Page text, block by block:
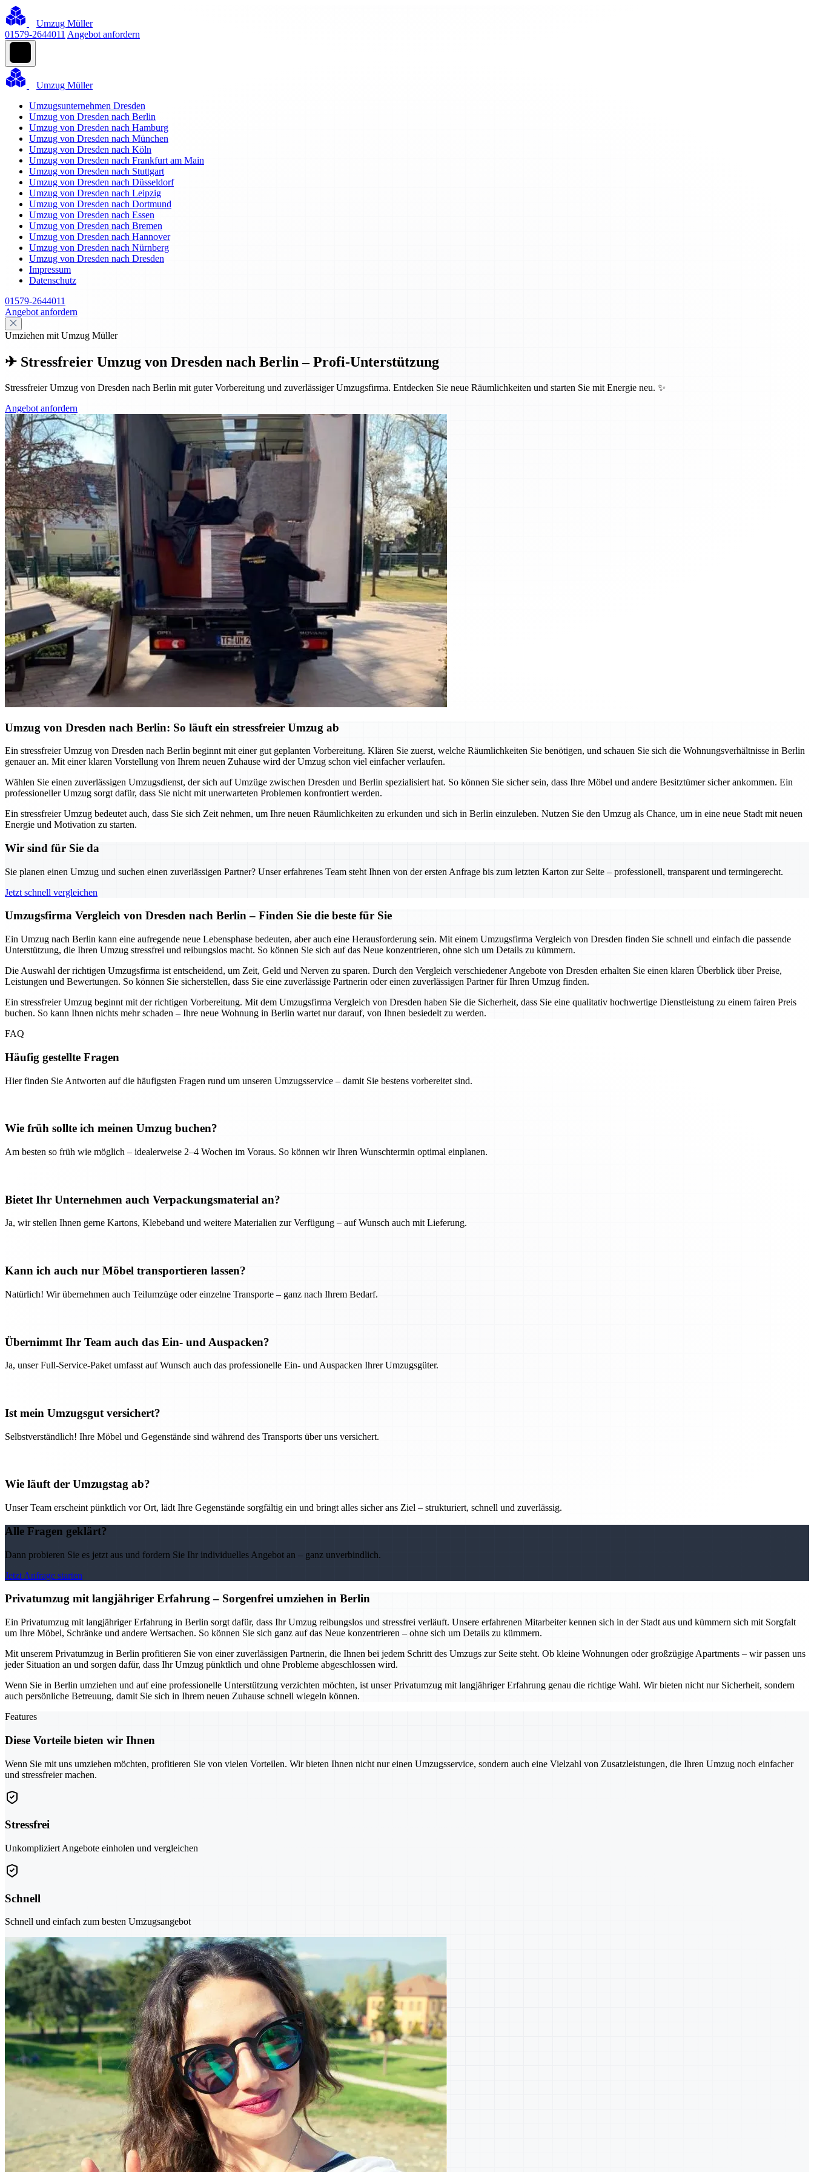
Umzug Müller
01579-2644011 Angebot anfordern
Umzug Müller
Umzugsunternehmen Dresden
Umzug von Dresden nach Berlin
Umzug von Dresden nach Hamburg
Umzug von Dresden nach München
Umzug von Dresden nach Köln
Umzug von Dresden nach Frankfurt am Main
Umzug von Dresden nach Stuttgart
Umzug von Dresden nach Düsseldorf
Umzug von Dresden nach Leipzig
Umzug von Dresden nach Dortmund
Umzug von Dresden nach Essen
Umzug von Dresden nach Bremen
Umzug von Dresden nach Hannover
Umzug von Dresden nach Nürnberg
Umzug von Dresden nach Dresden
Impressum
Datenschutz
01579-2644011
Angebot anfordern
Umziehen mit Umzug Müller
✈ Stressfreier Umzug von Dresden nach Berlin – Profi-Unterstützung
Stressfreier Umzug von Dresden nach Berlin mit guter Vorbereitung und zuverlässiger Umzugsfirma. Entdecken Sie neue Räumlichkeiten und starten Sie mit Energie neu. ✨
Angebot anfordern
Umzug von Dresden nach Berlin: So läuft ein stressfreier Umzug ab
Ein stressfreier Umzug von Dresden nach Berlin beginnt mit einer gut geplanten Vorbereitung. Klären Sie zuerst, welche Räumlichkeiten Sie benötigen, und schauen Sie sich die Wohnungsverhältnisse in Berlin
genauer an. Mit einer klaren Vorstellung von Ihrem neuen Zuhause wird der Umzug schon viel einfacher verlaufen.
Wählen Sie einen zuverlässigen Umzugsdienst, der sich auf Umzüge zwischen Dresden und Berlin spezialisiert hat. So können Sie sicher sein, dass Ihre Möbel und andere Besitztümer sicher ankommen. Ein
professioneller Umzug sorgt dafür, dass Sie nicht mit unerwarteten Problemen konfrontiert werden.
Ein stressfreier Umzug bedeutet auch, dass Sie sich Zeit nehmen, um Ihre neuen Räumlichkeiten zu erkunden und sich in Berlin einzuleben. Nutzen Sie den Umzug als Chance, um in eine neue Stadt mit neuen
Energie und Motivation zu starten.
Wir sind für Sie da
Sie planen einen Umzug und suchen einen zuverlässigen Partner? Unser erfahrenes Team steht Ihnen von der ersten Anfrage bis zum letzten Karton zur Seite – professionell, transparent und termingerecht.
Jetzt schnell vergleichen
Umzugsfirma Vergleich von Dresden nach Berlin – Finden Sie die beste für Sie
Ein Umzug nach Berlin kann eine aufregende neue Lebensphase bedeuten, aber auch eine Herausforderung sein. Mit einem Umzugsfirma Vergleich von Dresden finden Sie schnell und einfach die passende
Unterstützung, die Ihren Umzug stressfrei und reibungslos macht. So können Sie sich auf das Neue konzentrieren, ohne sich um Details zu kümmern.
Die Auswahl der richtigen Umzugsfirma ist entscheidend, um Zeit, Geld und Nerven zu sparen. Durch den Vergleich verschiedener Angebote von Dresden erhalten Sie einen klaren Überblick über Preise,
Leistungen und Bewertungen. So können Sie sicherstellen, dass Sie eine zuverlässige Partnerin oder einen zuverlässigen Partner für Ihren Umzug finden.
Ein stressfreier Umzug beginnt mit der richtigen Vorbereitung. Mit dem Umzugsfirma Vergleich von Dresden haben Sie die Sicherheit, dass Sie eine qualitativ hochwertige Dienstleistung zu einem fairen Preis
buchen. So kann Ihnen nichts mehr schaden – Ihre neue Wohnung in Berlin wartet nur darauf, von Ihnen besiedelt zu werden.
FAQ
Häufig gestellte Fragen
Hier finden Sie Antworten auf die häufigsten Fragen rund um unseren Umzugsservice – damit Sie bestens vorbereitet sind.
Wie früh sollte ich meinen Umzug buchen?
Am besten so früh wie möglich – idealerweise 2–4 Wochen im Voraus. So können wir Ihren Wunschtermin optimal einplanen.
Bietet Ihr Unternehmen auch Verpackungsmaterial an?
Ja, wir stellen Ihnen gerne Kartons, Klebeband und weitere Materialien zur Verfügung – auf Wunsch auch mit Lieferung.
Kann ich auch nur Möbel transportieren lassen?
Natürlich! Wir übernehmen auch Teilumzüge oder einzelne Transporte – ganz nach Ihrem Bedarf.
Übernimmt Ihr Team auch das Ein- und Auspacken?
Ja, unser Full-Service-Paket umfasst auf Wunsch auch das professionelle Ein- und Auspacken Ihrer Umzugsgüter.
Ist mein Umzugsgut versichert?
Selbstverständlich! Ihre Möbel und Gegenstände sind während des Transports über uns versichert.
Wie läuft der Umzugstag ab?
Unser Team erscheint pünktlich vor Ort, lädt Ihre Gegenstände sorgfältig ein und bringt alles sicher ans Ziel – strukturiert, schnell und zuverlässig.
Alle Fragen geklärt?
Dann probieren Sie es jetzt aus und fordern Sie Ihr individuelles Angebot an – ganz unverbindlich.
Jetzt Anfrage starten
Privatumzug mit langjähriger Erfahrung – Sorgenfrei umziehen in Berlin
Ein Privatumzug mit langjähriger Erfahrung in Berlin sorgt dafür, dass Ihr Umzug reibungslos und stressfrei verläuft. Unsere erfahrenen Mitarbeiter kennen sich in der Stadt aus und kümmern sich mit Sorgfalt
um Ihre Möbel, Schränke und andere Wertsachen. So können Sie sich ganz auf das Neue konzentrieren – ohne sich um Details zu kümmern.
Mit unserem Privatumzug in Berlin profitieren Sie von einer zuverlässigen Partnerin, die Ihnen bei jedem Schritt des Umzugs zur Seite steht. Ob kleine Wohnungen oder großzügige Apartments – wir passen uns
jeder Situation an und sorgen dafür, dass Ihr Umzug pünktlich und ohne Probleme abgeschlossen wird.
Wenn Sie in Berlin umziehen und auf eine professionelle Unterstützung verzichten möchten, ist unser Privatumzug mit langjähriger Erfahrung genau die richtige Wahl. Wir bieten nicht nur Sicherheit, sondern
auch persönliche Betreuung, damit Sie sich in Ihrem neuen Zuhause schnell wiegeln können.
Features
Diese Vorteile bieten wir Ihnen
Wenn Sie mit uns umziehen möchten, profitieren Sie von vielen Vorteilen. Wir bieten Ihnen nicht nur einen Umzugsservice, sondern auch eine Vielzahl von Zusatzleistungen, die Ihren Umzug noch einfacher
und stressfreier machen.
Stressfrei
Unkompliziert Angebote einholen und vergleichen
Schnell
Schnell und einfach zum besten Umzugsangebot